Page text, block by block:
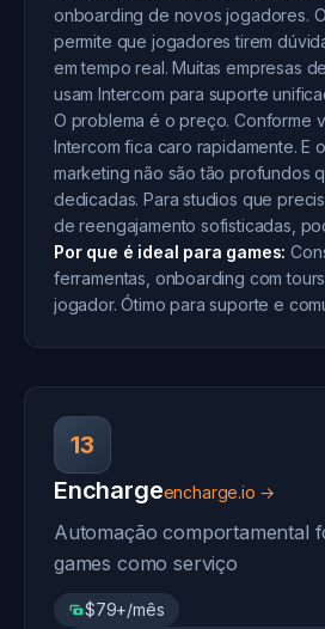
onboarding de novos jogadores.
permite que jogadores tirem
em tempo real. Muitas empresas
usam Intercom para suporte
O problema é o preço. Conforme
Intercom fica caro rapidamente. E
marketing não são tão profundos
dedicadas. Para studios que
de reengajamento sofisticadas,
Por que é ideal para games:
ferramentas, onboarding com
jogador. Ótimo para suporte e
13
Enchargeencharge.io →
Automação comportamental
games como serviço
$79+/mês